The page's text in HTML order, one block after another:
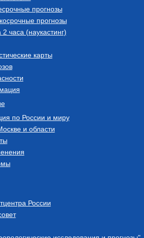
прогнозы
прогнозы
часа (наукастинг)
карты
по России и миру
и области
России